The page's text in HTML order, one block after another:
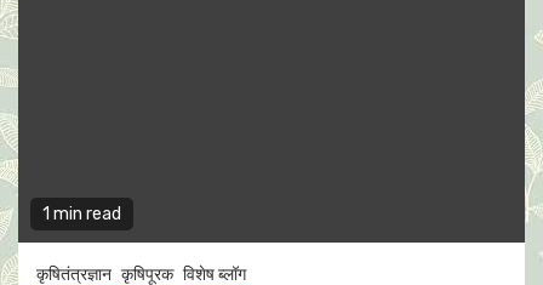
1 min read
कृषितंत्रज्ञान कृषिपूरक विशेष ब्लॉग